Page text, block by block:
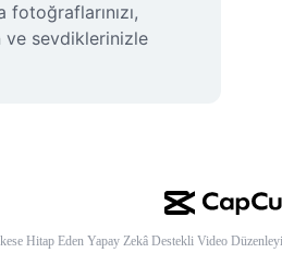
ve sevdiklerinizle
Hitap Eden Yapay Zekâ Destekli Video